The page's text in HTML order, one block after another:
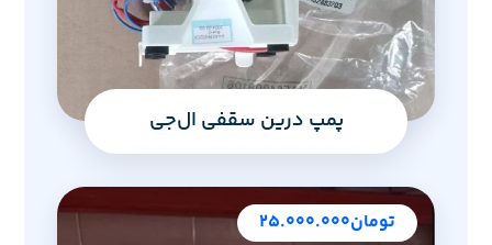
پمپ درین سقفی ال‌جی
تومان۲۵.۰۰۰.۰۰۰